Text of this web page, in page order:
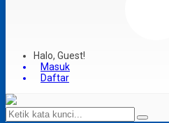
Halo, Guest!
Masuk
Daftar